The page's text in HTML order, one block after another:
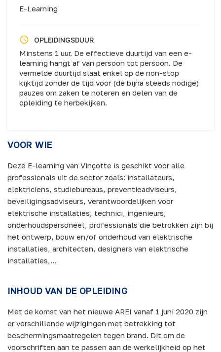
VOOR WIE
Deze E-learning van Vinçotte is geschikt voor alle
professionals uit de sector zoals: installateurs,
elektriciens, studiebureaus, preventieadviseurs,
beveiligingsadviseurs, verantwoordelijken voor
elektrische installaties, technici, ingenieurs,
onderhoudspersoneel, professionals die betrokken zijn bij
het ontwerp, bouw en/of onderhoud van elektrische
installaties, architecten, designers van elektrische
installaties,...
INHOUD VAN DE OPLEIDING
Met de komst van het nieuwe AREI vanaf 1 juni 2020 zijn
er verschillende wijzigingen met betrekking tot
beschermingsmaatregelen tegen brand. Dit om de
voorschriften aan te passen aan de werkelijkheid op het
E-Learning
OPLEIDINGSDUUR
Minstens 1 uur. De effectieve duurtijd van een e-
learning hangt af van persoon tot persoon. De
vermelde duurtijd slaat enkel op de non-stop
kijktijd zonder de tijd voor (de bijna steeds nodige)
pauzes om zaken te noteren en delen van de
opleiding te herbekijken.